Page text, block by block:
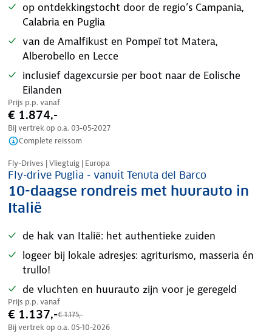
op ontdekkingstocht door de regio’s Campania,
Calabria en Puglia
van de Amalfikust en Pompeï tot Matera,
Alberobello en Lecce
inclusief dagexcursie per boot naar de Eolische
Eilanden
Prijs p.p. vanaf
€ 1.874,-
Bij vertrek op o.a. 03-05-2027
Complete reissom
Nazomer korting
Fly-Drives | Vliegtuig | Europa
Fly-drive Puglia - vanuit Tenuta del Barco
10-daagse rondreis met huurauto in
Italië
de hak van Italië: het authentieke zuiden
logeer bij lokale adresjes: agriturismo, masseria én
trullo!
de vluchten en huurauto zijn voor je geregeld
Prijs p.p. vanaf
€ 1.137,-€ 1.175,-
Bij vertrek op o.a. 05-10-2026